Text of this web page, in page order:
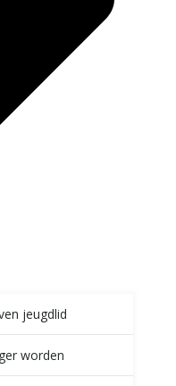
jeugdlid
worden